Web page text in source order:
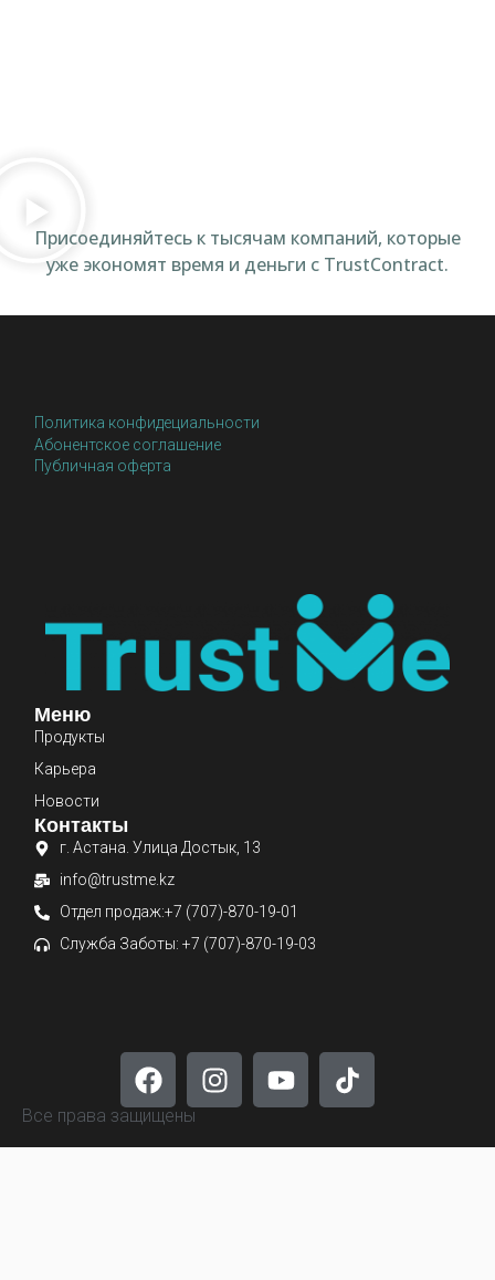
Присоединяйтесь к тысячам компаний, которые
уже экономят время и деньги с TrustContract.
Меню
Продукты
Карьера
Новости
Контакты
г. Астана. Улица Достык, 13
info@trustme.kz
Отдел продаж:+7 (707)-870-19-01
Служба Заботы: +7 (707)-870-19-03
Политика конфидециальности
Абонентское соглашение
Публичная оферта
Все права защищены